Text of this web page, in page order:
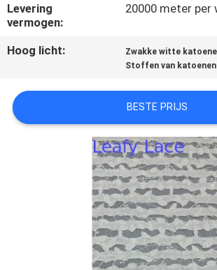
VRAAG
EEN
OFFERTE
SITEMAP
PRIVACYBELEID
Levering
vermogen:
20000 meter per
Hoog licht: Zwakke witte
Stoffen van
BESTE PRIJS